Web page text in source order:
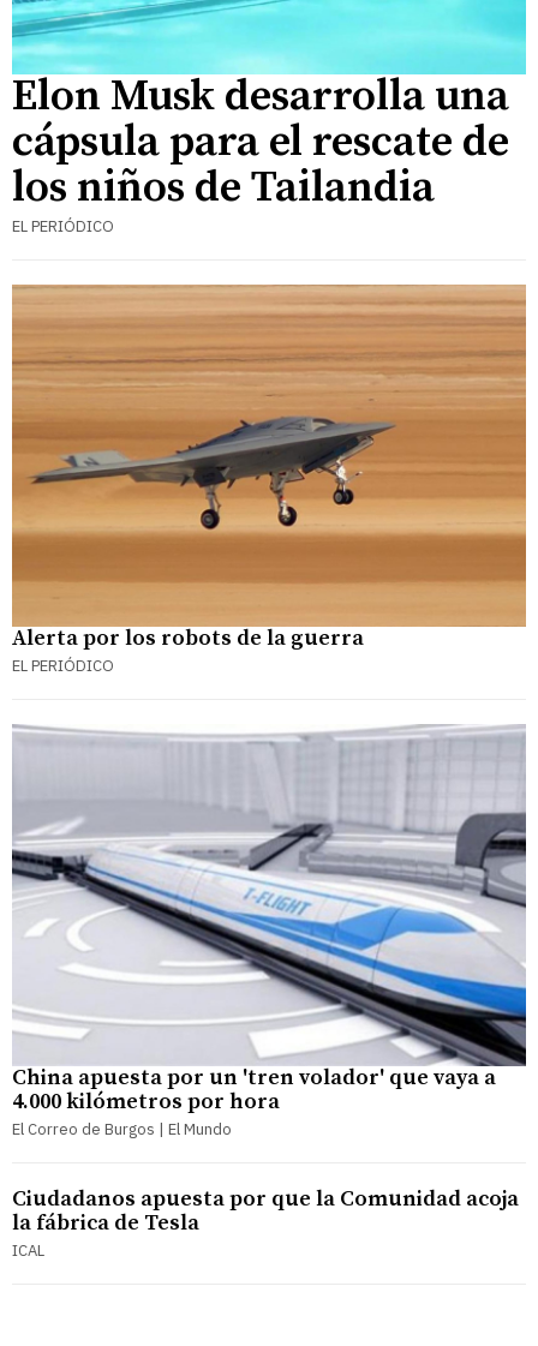
Elon Musk desarrolla una
cápsula para el rescate de
los niños de Tailandia
EL PERIÓDICO
Alerta por los robots de la guerra
EL PERIÓDICO
China apuesta por un 'tren volador' que vaya a
4.000 kilómetros por hora
El Correo de Burgos | El Mundo
Ciudadanos apuesta por que la Comunidad acoja
la fábrica de Tesla
ICAL